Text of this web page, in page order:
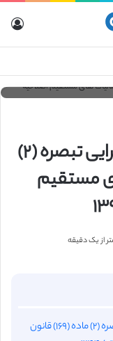
اجرایی تبصره (۲) ماده (۱۶۹) قانون مالیات های مستقیم اصلاحیه مصوب
ارسال اصلاحیه آئین نامه اجرایی تبصره (۲)
های مستقیم
از یک دقیقه
موضوع: ارسال اصلاحیه آئین نامه اجرایی تبصره (۲) ماده (۱۶۹) قانون